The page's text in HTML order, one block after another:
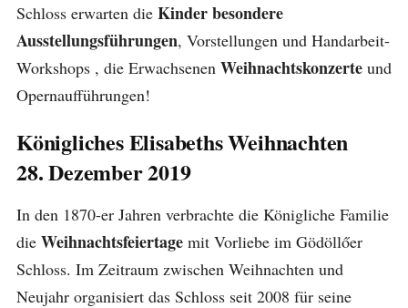
Schloss erwarten die Kinder besondere
Ausstellungsführungen, Vorstellungen und Handarbeit-
Workshops , die Erwachsenen Weihnachtskonzerte und
Opernaufführungen!
Königliches Elisabeths Weihnachten
28. Dezember 2019
In den 1870-er Jahren verbrachte die Königliche Familie
die Weihnachtsfeiertage mit Vorliebe im Gödöllőer
Schloss. Im Zeitraum zwischen Weihnachten und
Neujahr organisiert das Schloss seit 2008 für seine